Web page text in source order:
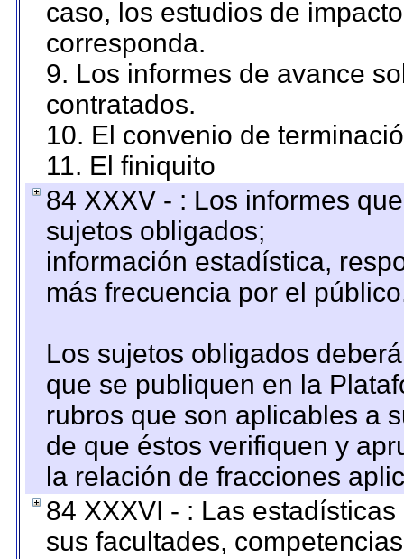
caso, los estudios de
corresponda.
9. Los informes de avance
contratados.
10. El convenio de
11. El finiquito
84 XXXV - : Los informes
sujetos obligados;
información estadística,
más frecuencia por el
Los sujetos obligados
que se publiquen en la
rubros que son aplicables a
de que éstos verifiquen y
la relación de fracciones
84 XXXVI - : Las
sus facultades,